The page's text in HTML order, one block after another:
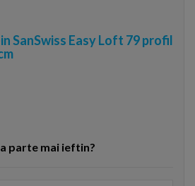
SanSwiss Easy Loft 79 profil
parte mai ieftin?